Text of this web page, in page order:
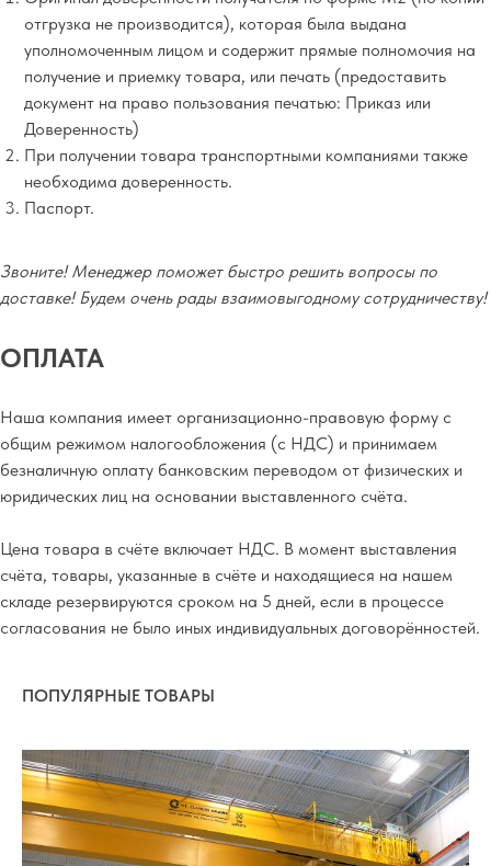
отгрузка не производится), которая была выдана
уполномоченным лицом и содержит прямые полномочия на
получение и приемку товара, или печать (предоставить
документ на право пользования печатью: Приказ или
Доверенность)
При получении товара транспортными компаниями также
необходима доверенность.
Паспорт.
Звоните! Менеджер поможет быстро решить вопросы по
доставке! Будем очень рады взаимовыгодному сотрудничеству!
ОПЛАТА
Наша компания имеет организационно-правовую форму с
общим режимом налогообложения (с НДС) и принимаем
безналичную оплату банковским переводом от физических и
юридических лиц на основании выставленного счёта.
Цена товара в счёте включает НДС. В момент выставления
счёта, товары, указанные в счёте и находящиеся на нашем
складе резервируются сроком на 5 дней, если в процессе
согласования не было иных индивидуальных договорённостей.
ПОПУЛЯРНЫЕ ТОВАРЫ